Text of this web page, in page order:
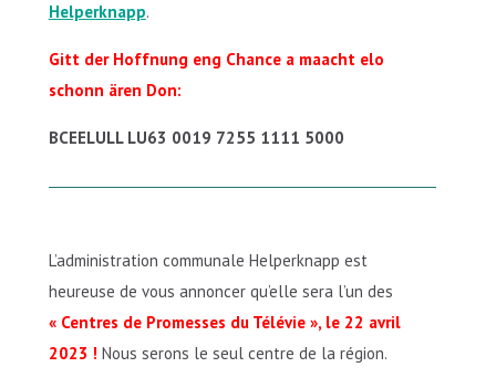
Helperknapp.
Gitt der Hoffnung eng Chance a maacht elo
schonn ären Don:
BCEELULL LU63 0019 7255 1111 5000
L’administration communale Helperknapp est
heureuse de vous annoncer qu’elle sera l’un des
« Centres de Promesses du Télévie », le 22 avril
2023 ! Nous serons le seul centre de la région.